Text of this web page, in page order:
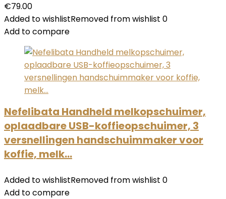
€79.00
Added to wishlistRemoved from wishlist 0
Add to compare
Nefelibata Handheld melkopschuimer,
oplaadbare USB-koffieopschuimer, 3
versnellingen handschuimmaker voor
koffie, melk…
Added to wishlistRemoved from wishlist 0
Add to compare